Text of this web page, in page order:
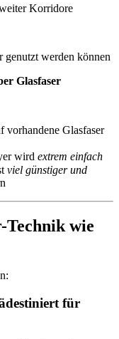
Korridore
genutzt werden können
Glasfaser
vorhandene Glasfaser
wird extrem einfach
viel günstiger und
wie
für